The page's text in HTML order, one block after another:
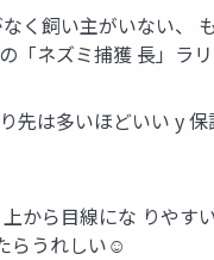
く飼い主がいない、
「ネズミ捕獲 長」ラ
は多いほどいい y
から目線にな りや
らうれしい☺️